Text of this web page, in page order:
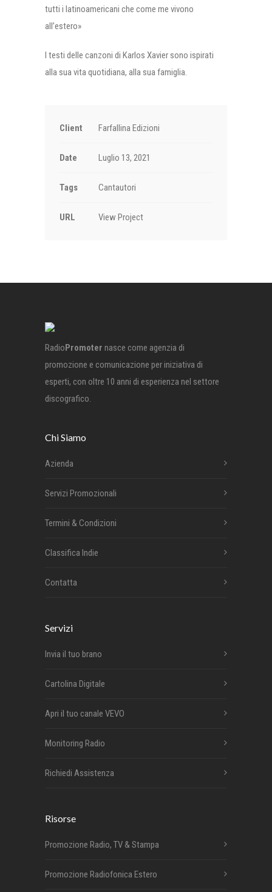
tutti i latinoamericani che come me vivono
all’estero»
I testi delle canzoni di Karlos Xavier sono ispirati
alla sua vita quotidiana, alla sua famiglia.
Client Farfallina Edizioni
Date Luglio 13, 2021
Tags Cantautori
URL View Project
RadioPromoter nasce come agenzia di
promozione e comunicazione per iniziativa di
esperti, con oltre 10 anni di esperienza nel settore
discografico.
Chi Siamo
Azienda
Servizi Promozionali
Termini & Condizioni
Classifica Indie
Contatta
Servizi
Invia il tuo brano
Cartolina Digitale
Apri il tuo canale VEVO
Monitoring Radio
Richiedi Assistenza
Risorse
Promozione Radio, TV & Stampa
Promozione Radiofonica Estero